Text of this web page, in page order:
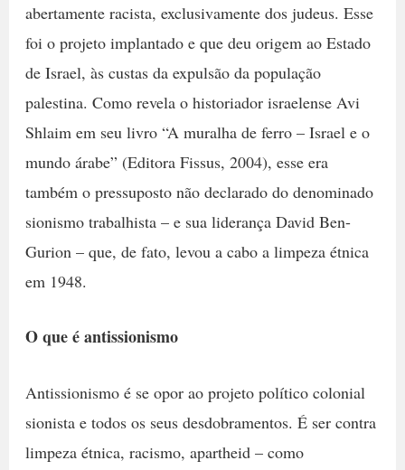
abertamente racista, exclusivamente dos judeus. Esse
foi o projeto implantado e que deu origem ao Estado
de Israel, às custas da expulsão da população
palestina. Como revela o historiador israelense Avi
Shlaim em seu livro “A muralha de ferro – Israel e o
mundo árabe” (Editora Fissus, 2004), esse era
também o pressuposto não declarado do denominado
sionismo trabalhista – e sua liderança David Ben-
Gurion – que, de fato, levou a cabo a limpeza étnica
em 1948.
O que é antissionismo
Antissionismo é se opor ao projeto político colonial
sionista e todos os seus desdobramentos. É ser contra
limpeza étnica, racismo, apartheid – como